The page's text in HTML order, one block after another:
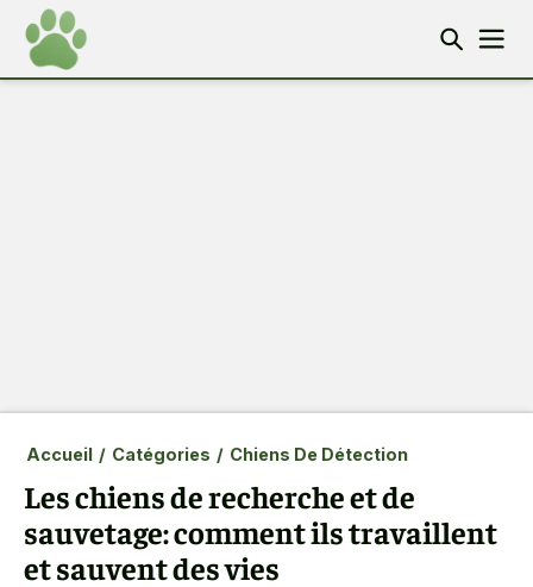
Accueil / Catégories / Chiens De Détection
Les chiens de recherche et de
sauvetage: comment ils travaillent
et sauvent des vies